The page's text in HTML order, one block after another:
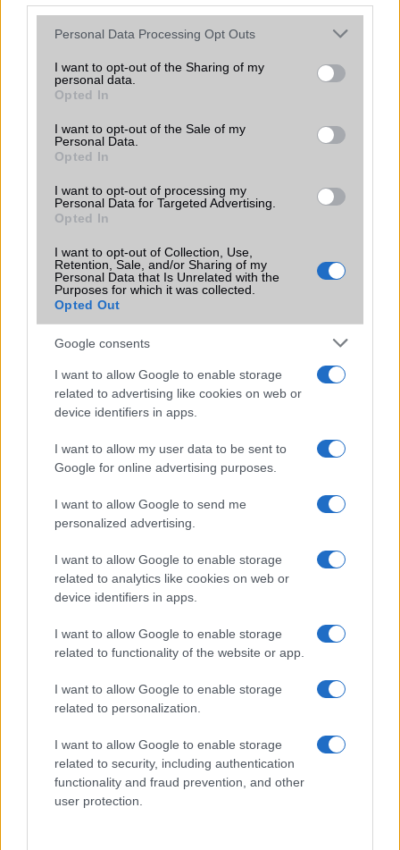
Please note that this website/app uses one or more Google
not limited to your visit or usage behaviour. You may click to
grant or deny consent to Google and its third-party tags to
use your data for below specified purposes in below Google
consent section.
Personal Data Processing Opt Outs
I want to opt-out of the Sharing of my
personal data.
Opted In
I want to opt-out of the Sale of my
Personal Data.
Opted In
I want to opt-out of processing my
Personal Data for Targeted Advertising.
Opted In
I want to opt-out of Collection, Use,
Retention, Sale, and/or Sharing of my
Personal Data that Is Unrelated with the
Purposes for which it was collected.
Opted Out
Google consents
I want to allow Google to enable storage
related to advertising like cookies on web or
device identifiers in apps.
I want to allow my user data to be sent to
Google for online advertising purposes.
I want to allow Google to send me
personalized advertising.
I want to allow Google to enable storage
related to analytics like cookies on web or
device identifiers in apps.
I want to allow Google to enable storage
related to functionality of the website or app.
I want to allow Google to enable storage
related to personalization.
I want to allow Google to enable storage
related to security, including authentication
functionality and fraud prevention, and other
user protection.
KAPCSOLÓDÓ HÍREK
Teszt: Nokia Lumia 920, a nehézsúlyú bajnok
Nexus 4 vs Nexus 5: kamera teszt
A Nokia csúfot űz a HTC-ből
Teszt: az Alcatel One Touch Pixi 3 (10) jó is, nem is
Teszt - ez a különbség az egy és a két kamerás mobillal
készített képek között
Újra felbukkant a Huawei P10 Lite
Asus ZenFone 5 ZE620KL – bízd rá magad!
További hírek
LEGOLVASOTTABBAK
Számos népszerű Samsung Galaxy készülék kimarad a One
iPhone 18 bemutató dátum - ekkor rántja le a leplet az
Apple az új csúcsmobilokról
Az Android rejtett automatizmusai: hat funkció, amely
észrevétlenül könnyíti meg a mindennapokat
mobilhasználatot – sokan mégsem tudnak róla
Nem biztos, hogy érdemes kivárni az iPhone 18 Prot
A Galaxy S25 is megkaphatja a Galaxy S26 egyik legjobb
kamerás funkcióját
Élőképeken a Dark Cherry színű iPhone 18 Pro Max!
Itt a vég a Galaxy S23 széria számára: a One UI 9 lehet az
utolsó nagy frissítés